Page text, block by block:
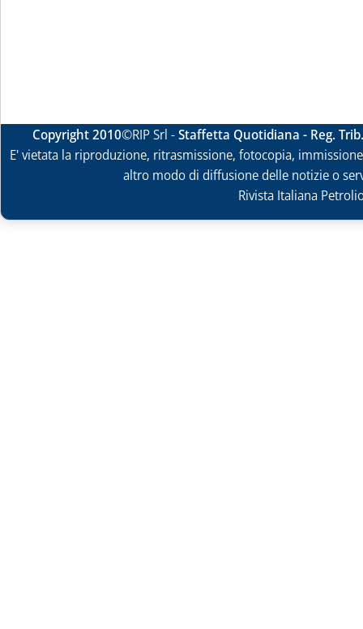
Copyright 2010©RIP Srl -Staffetta Quotidiana - Reg.
E' vietata la riproduzione, ritrasmissione, fotocopia,
altro modo di diffusione delle notizie o
Rivista Italiana